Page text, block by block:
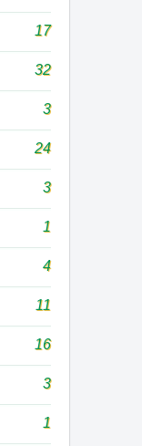
17
32
3
24
3
1
4
11
16
3
1